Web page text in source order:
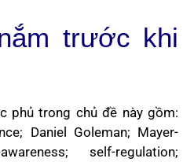
trước khi
phủ trong chủ đề này gồm:
Daniel Goleman; Mayer-
self-regulation;